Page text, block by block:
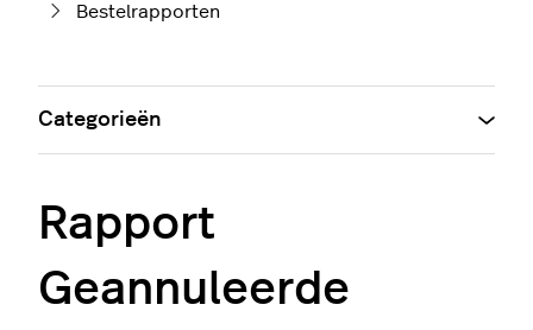
Bestelrapporten
Rapport
Geannuleerde
Categorieën